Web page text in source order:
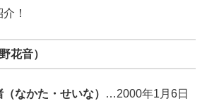
！
花音）
なかた・せいな）
…2000年1月6日